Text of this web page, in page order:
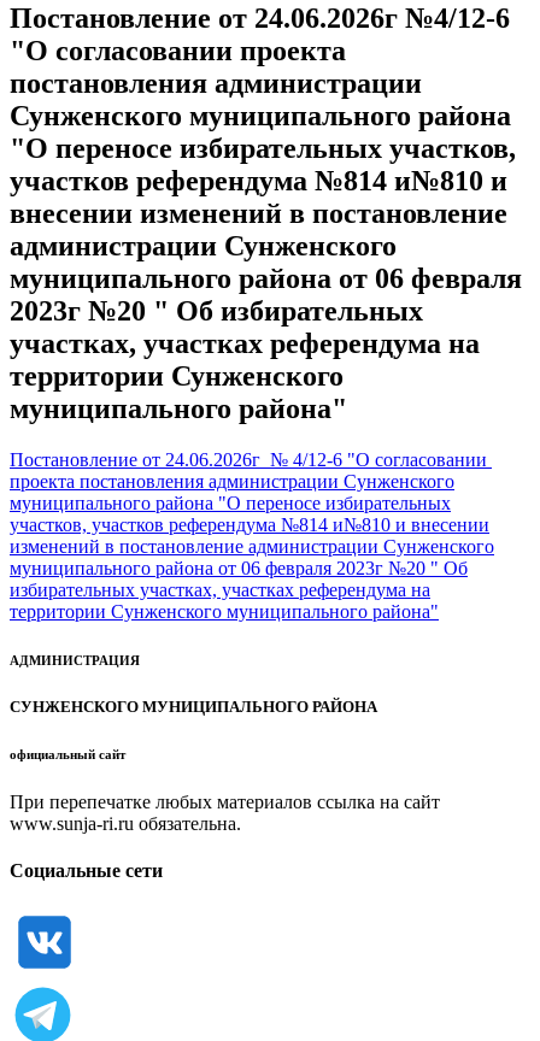
Постановление от 24.06.2026г №4/12-6
"О согласовании проекта
постановления администрации
Сунженского муниципального района
"О переносе избирательных участков,
участков референдума №814 и№810 и
внесении изменений в постановление
администрации Сунженского
муниципального района от 06 февраля
2023г №20 " Об избирательных
участках, участках референдума на
территории Сунженского
муниципального района"
Постановление от 24.06.2026г № 4/12-6 "О согласовании
проекта постановления администрации Сунженского
муниципального района "О переносе избирательных
участков, участков референдума №814 и№810 и внесении
изменений в постановление администрации Сунженского
муниципального района от 06 февраля 2023г №20 " Об
избирательных участках, участках референдума на
территории Сунженского муниципального района"
АДМИНИСТРАЦИЯ
СУНЖЕНСКОГО МУНИЦИПАЛЬНОГО РАЙОНА
официальный сайт
При перепечатке любых материалов ссылка на сайт
www.sunja-ri.ru обязательна.
Социальные сети